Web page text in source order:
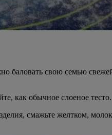
баловать свою семью
как обычное слоеное тесто.
смажьте желтком,